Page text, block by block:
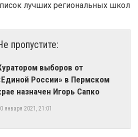
лучших региональных школ
пропустите:
выборов от
России» в Пермском
назначен Игорь Сапко
января 2021, 21:01